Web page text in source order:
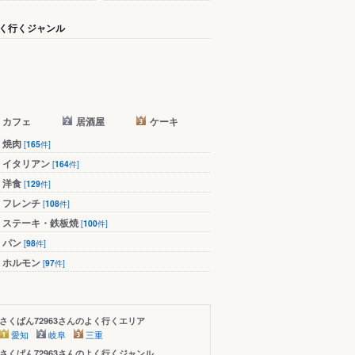
行くジャンル
カフェ 居酒屋
ケーキ
焼肉 [165件]
イタリアン [164件]
洋食 [129件]
フレンチ [108件]
ステーキ・鉄板焼[100件]
パン [98件]
ホルモン [97件]
さくぱん72963さんのよく行くエリア
愛知 岐阜 三重